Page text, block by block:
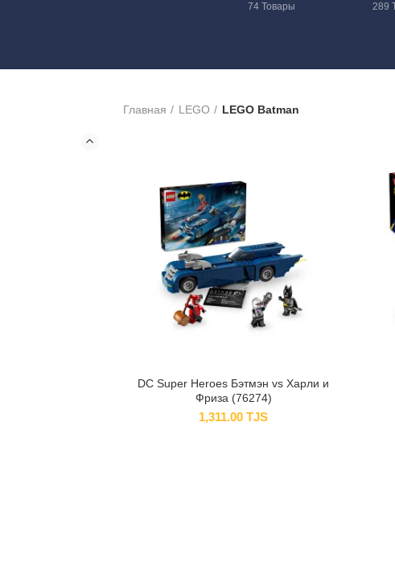
74 Товары 289
Главная LEGO LEGO Batman
DC Super Heroes Бэтмэн vs Харли и
Фриза (76274)
1,311.00TJS